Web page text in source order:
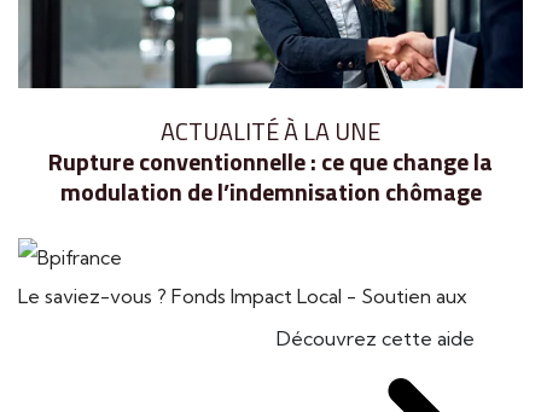
ACTUALITÉ À LA UNE
Rupture conventionnelle : ce que change la
modulation de l’indemnisation chômage
Le saviez-vous ? Fonds Impact Local - Soutien aux
Découvrez cette aide